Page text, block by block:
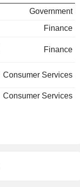
Government
Finance
Finance
Consumer Services
Consumer Services